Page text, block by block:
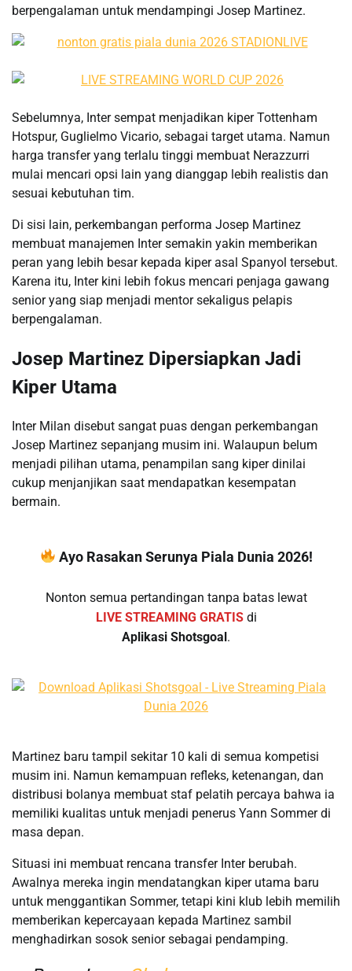
berpengalaman untuk mendampingi Josep Martinez.
Sebelumnya, Inter sempat menjadikan kiper Tottenham
Hotspur, Guglielmo Vicario, sebagai target utama. Namun
harga transfer yang terlalu tinggi membuat Nerazzurri
mulai mencari opsi lain yang dianggap lebih realistis dan
sesuai kebutuhan tim.
Di sisi lain, perkembangan performa Josep Martinez
membuat manajemen Inter semakin yakin memberikan
peran yang lebih besar kepada kiper asal Spanyol tersebut.
Karena itu, Inter kini lebih fokus mencari penjaga gawang
senior yang siap menjadi mentor sekaligus pelapis
berpengalaman.
Josep Martinez Dipersiapkan Jadi
Kiper Utama
Inter Milan disebut sangat puas dengan perkembangan
Josep Martinez sepanjang musim ini. Walaupun belum
menjadi pilihan utama, penampilan sang kiper dinilai
cukup menjanjikan saat mendapatkan kesempatan
bermain.
Ayo Rasakan Serunya Piala Dunia 2026!
Nonton semua pertandingan tanpa batas lewat
LIVE STREAMING GRATISdi
Aplikasi Shotsgoal.
Martinez baru tampil sekitar 10 kali di semua kompetisi
musim ini. Namun kemampuan refleks, ketenangan, dan
distribusi bolanya membuat staf pelatih percaya bahwa ia
memiliki kualitas untuk menjadi penerus Yann Sommer di
masa depan.
Situasi ini membuat rencana transfer Inter berubah.
Awalnya mereka ingin mendatangkan kiper utama baru
untuk menggantikan Sommer, tetapi kini klub lebih memilih
memberikan kepercayaan kepada Martinez sambil
menghadirkan sosok senior sebagai pendamping.